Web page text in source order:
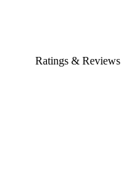
Ratings & Reviews